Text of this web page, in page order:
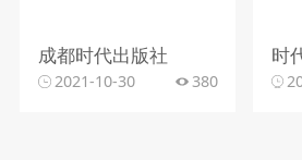
成都时代出版社
2021-10-30 380
时